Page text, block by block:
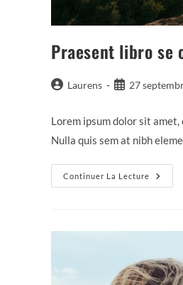
Praesent libro se
Auteur/autrice
publication :
Laurens
Publication
27
Lorem ipsum dolor sit
Nulla quis sem at nibh
Continuer La Lecture
Libro